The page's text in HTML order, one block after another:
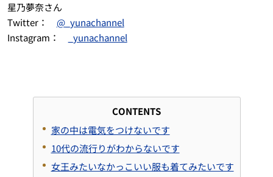
星乃夢奈さん
Twitter： @_yunachannel
Instagram：
_yunachannel
CONTENTS
家の中は電気をつけないです
10代の流行りがわからないです
女王みたいなかっこいい服も着てみたいです